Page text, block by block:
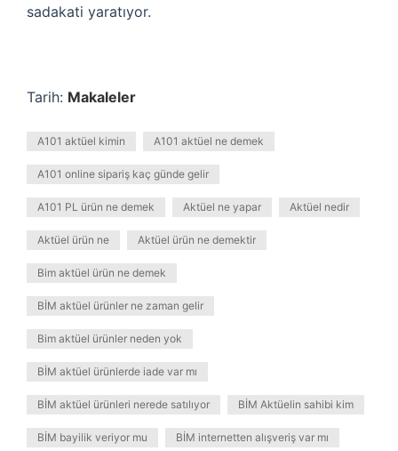
sadakati yaratıyor.
Tarih: Makaleler
A101 aktüel kimin A101 aktüel ne demek
A101 online sipariş kaç günde gelir
A101 PL ürün ne demek Aktüel ne yapar Aktüel nedir
Aktüel ürün ne Aktüel ürün ne demektir
Bim aktüel ürün ne demek
BİM aktüel ürünler ne zaman gelir
Bim aktüel ürünler neden yok
BİM aktüel ürünlerde iade var mı
BİM aktüel ürünleri nerede satılıyor BİM Aktüelin sahibi kim
BİM bayilik veriyor mu BİM internetten alışveriş var mı